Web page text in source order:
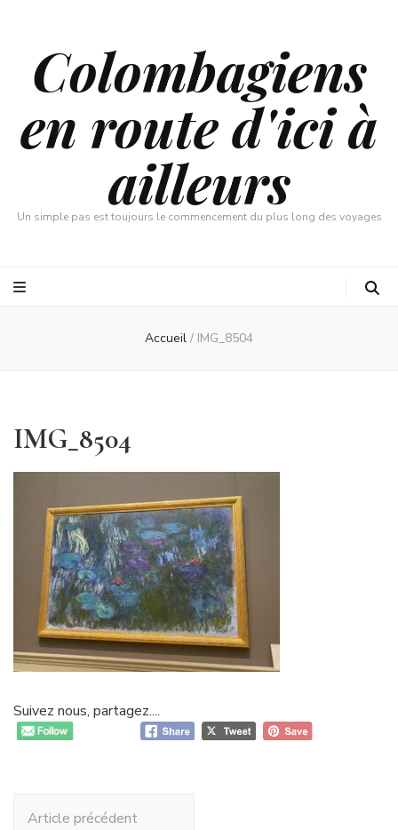
Colombagiens
en route d'ici à
ailleurs
Un simple pas est toujours le commencement du plus long des voyages
Accueil / IMG_8504
IMG_8504
Suivez nous, partagez....
Article précédent